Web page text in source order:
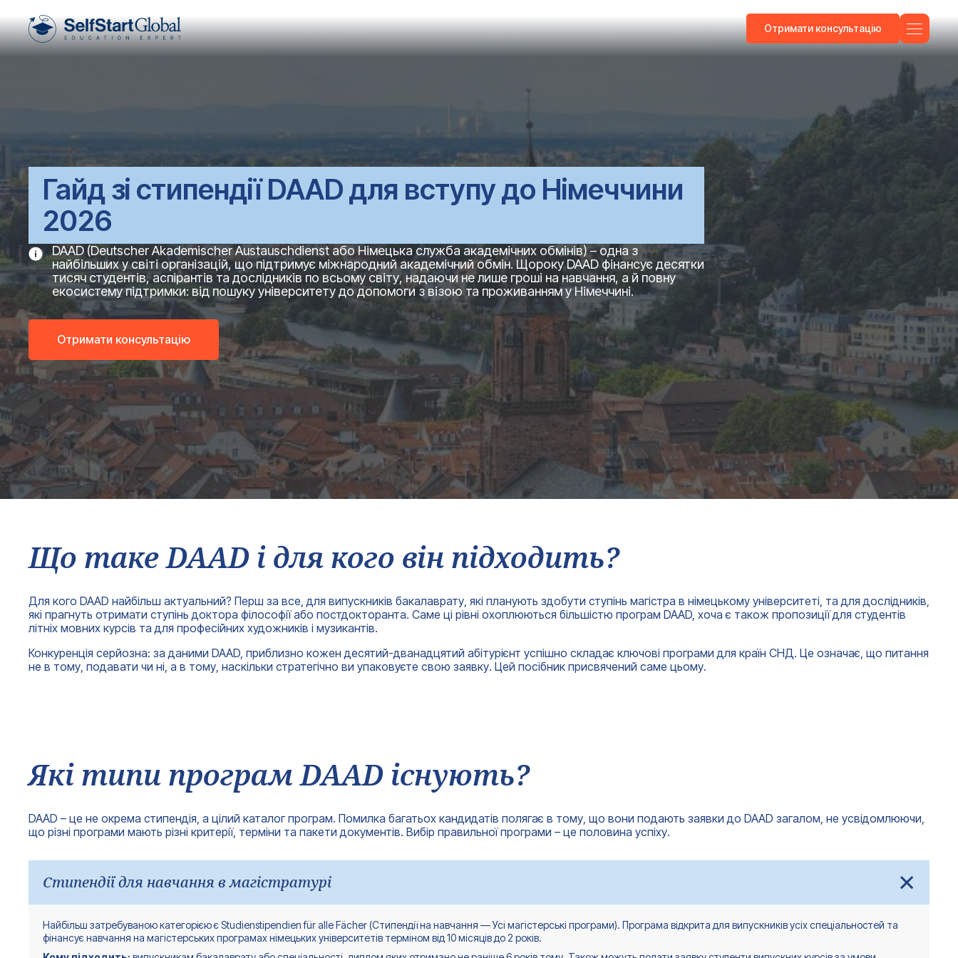
Отримати консультацію
Гайд зі стипендії DAAD для вступу до Німеччини
2026
DAAD (Deutscher Akademischer Austauschdienst або Німецька служба академічних обмінів) – одна з
найбільших у світі організацій, що підтримує міжнародний академічний обмін. Щороку DAAD фінансує десятки
тисяч студентів, аспірантів та дослідників по всьому світу, надаючи не лише гроші на навчання, а й повну
екосистему підтримки: від пошуку університету до допомоги з візою та проживанням у Німеччині.
Отримати консультацію
Що таке DAAD і для кого він підходить?
Для кого DAAD найбільш актуальний? Перш за все, для випускників бакалаврату, які планують здобути ступінь магістра в німецькому університеті, та для дослідників,
які прагнуть отримати ступінь доктора філософії або постдокторанта. Саме ці рівні охоплюються більшістю програм DAAD, хоча є також пропозиції для студентів
літніх мовних курсів та для професійних художників і музикантів.
Конкуренція серйозна: за даними DAAD, приблизно кожен десятий-дванадцятий абітурієнт успішно складає ключові програми для країн СНД. Це означає, що питання
не в тому, подавати чи ні, а в тому, наскільки стратегічно ви упаковуєте свою заявку. Цей посібник присвячений саме цьому.
Які типи програм DAAD існують?
DAAD – це не окрема стипендія, а цілий каталог програм. Помилка багатьох кандидатів полягає в тому, що вони подають заявки до DAAD загалом, не усвідомлюючи,
що різні програми мають різні критерії, терміни та пакети документів. Вибір правильної програми – це половина успіху.
Стипендії для навчання в магістратурі
Найбільш затребуваною категорією є Studienstipendien für alle Fächer (Стипендії на навчання — Усі магістерські програми). Програма відкрита для випускників усіх спеціальностей та
фінансує навчання на магістерських програмах німецьких університетів терміном від 10 місяців до 2 років.